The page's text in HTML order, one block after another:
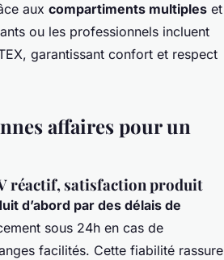
aux compartiments multiples et
ou les professionnels incluent
garantissant confort et respect
affaires pour un
réactif, satisfaction produit
d’abord par des délais de
sous 24h en cas de
facilités. Cette fiabilité rassure